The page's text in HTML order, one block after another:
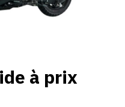
à prix